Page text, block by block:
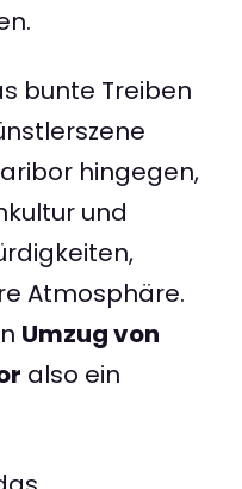
bunte Treiben
hingegen,
und
Atmosphäre.
Umzug von
also ein